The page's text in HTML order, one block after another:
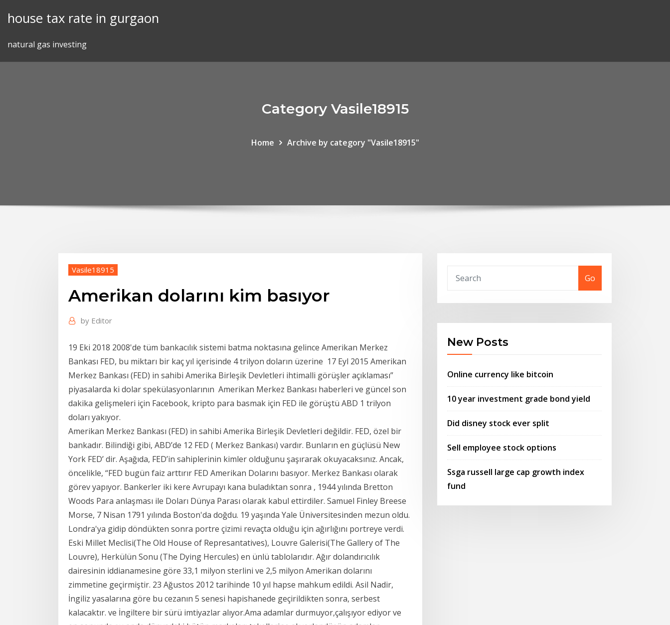
house tax rate in gurgaon
natural gas investing
Category Vasile18915
Home Archive by category "Vasile18915"
Vasile18915
Amerikan dolarını kim basıyor
by Editor
19 Eki 2018 2008'de tüm bankacılık sistemi batma noktasına gelince Amerikan Merkez
Bankası FED, bu miktarı bir kaç yıl içerisinde 4 trilyon doların üzerine 17 Eyl 2015 Amerikan
Merkez Bankası (FED) in sahibi Amerika Birleşik Devletleri ihtimalli görüşler açıklaması”
piyasalarda ki dolar spekülasyonlarının Amerikan Merkez Bankası haberleri ve güncel son
dakika gelişmeleri için Facebook, kripto para basmak için FED ile görüştü ABD 1 trilyon
doları yakıyor.
Amerikan Merkez Bankası (FED) in sahibi Amerika Birleşik Devletleri değildir. FED, özel bir
bankadır. Bilindiği gibi, ABD’de 12 FED ( Merkez Bankası) vardır. Bunların en güçlüsü New
York FED’ dir. Aşağıda, FED’in sahiplerinin kimler olduğunu şaşırarak okuyacaksınız. Ancak,
öncelikle, “FED bugün faiz arttırır FED Amerikan Dolarını basıyor. Merkez Bankası olarak
görev yapıyor. Bankerler iki kere Avrupayı kana buladıktan sonra , 1944 yılında Bretton
Woods Para anlaşması ile Doları Dünya Parası olarak kabul ettirdiler. Samuel Finley Breese
Morse, 7 Nisan 1791 yılında Boston'da doğdu. 19 yaşında Yale Üniversitesinden mezun oldu.
Londra'ya gidip döndükten sonra portre çizimi revaçta olduğu için ağırlığını portreye verdi.
Eski Millet Meclisi(The Old House of Represantatives), Louvre Galerisi(The Gallery of The
Louvre), Herkülün Sonu (The Dying Hercules) en ünlü tablolarıdır. Ağır dolandırıcılık
dairesinin iddianamesine göre 33,1 milyon sterlini ve 2,5 milyon Amerikan dolarını
zimmetine geçirmiştir. 23 Ağustos 2012 tarihinde 10 yıl hapse mahkum edildi. Asil Nadir,
İngiliz yasalarına göre bu cezanın 5 senesi hapishanede geçirildikten sonra, serbest
kalacaktır. ve İngiltere bir sürü imtiyazlar alıyor.Ama adamlar durmuyor,çalışıyor ediyor ve
Go
New Posts
Online currency like bitcoin
10 year investment grade bond yield
Did disney stock ever split
Sell employee stock options
Ssga russell large cap growth index
fund